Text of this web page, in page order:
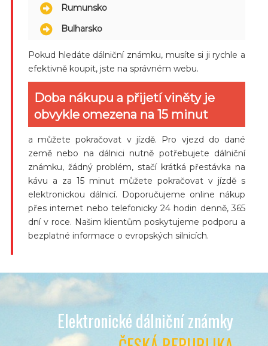
Rumunsko
Bulharsko
Pokud hledáte dálniční známku, musíte si ji rychle a
efektivně koupit, jste na správném webu.
Doba nákupu a přijetí viněty je
obvykle omezena na 15 minut
a můžete pokračovat v jízdě. Pro vjezd do dané
země nebo na dálnici nutně potřebujete dálniční
známku, žádný problém, stačí krátká přestávka na
kávu a za 15 minut můžete pokračovat v jízdě s
elektronickou dálnicí. Doporučujeme online nákup
přes internet nebo telefonicky 24 hodin denně, 365
dní v roce. Našim klientům poskytujeme podporu a
bezplatné informace o evropských silnicích.
Elektronické dálniční známky